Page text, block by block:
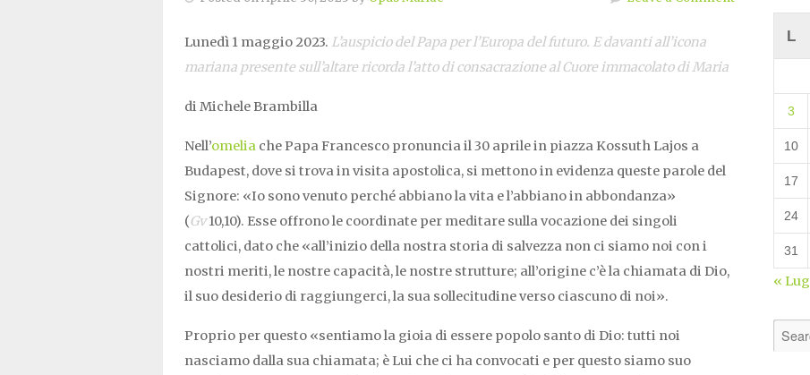
Lunedì 1 maggio 2023. L’auspicio del Papa per l’Europa del futuro. E davanti all’icona
mariana presente sull’altare ricorda l’atto di consacrazione al Cuore immacolato di Maria
di Michele Brambilla
Nell’omelia che Papa Francesco pronuncia il 30 aprile in piazza Kossuth Lajos a
Budapest, dove si trova in visita apostolica, si mettono in evidenza queste parole del
Signore: «Io sono venuto perché abbiano la vita e l’abbiano in abbondanza»
(Gv10,10). Esse offrono le coordinate per meditare sulla vocazione dei singoli
cattolici, dato che «all’inizio della nostra storia di salvezza non ci siamo noi con i
nostri meriti, le nostre capacità, le nostre strutture; all’origine c’è la chiamata di Dio,
il suo desiderio di raggiungerci, la sua sollecitudine verso ciascuno di noi».
Proprio per questo «sentiamo la gioia di essere popolo santo di Dio: tutti noi
nasciamo dalla sua chiamata; è Lui che ci ha convocati e per questo siamo suo
L
3
10
17
24
31
« Lug